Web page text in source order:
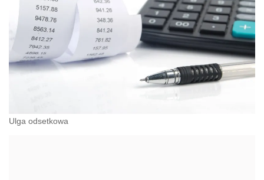
Ulga odsetkowa